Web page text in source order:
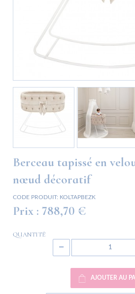
Berceau tapissé en
nœud décoratif
CODE PRODUIT: KOLTAPBEZK
Prix : 788,70 €
QUANTITÉ
AJOUTER AU